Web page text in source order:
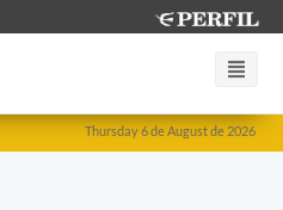
Thursday 6 de August de 2026